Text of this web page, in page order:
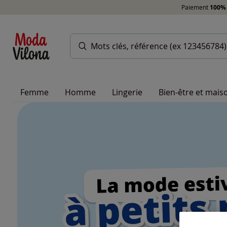
Paiement
Femme Homme Lingerie Bien-être et